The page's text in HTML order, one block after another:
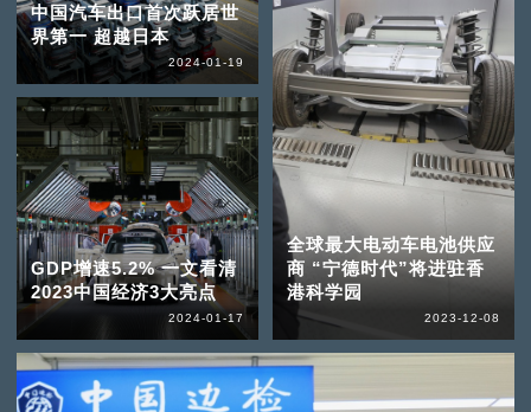
中国汽车出口首次跃居世
界第一 超越日本
2024-01-19
GDP增速5.2% 一文看清
2023中国经济3大亮点
2024-01-17
全球最大电动车电池供应
商 “宁德时代”将进驻香
港科学园
2023-12-08